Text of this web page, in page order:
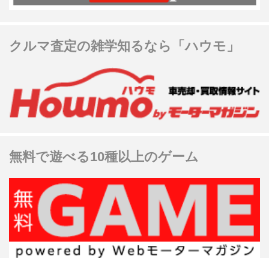
クルマ査定の雑学知るなら「ハウモ」
無料で遊べる10種以上のゲーム